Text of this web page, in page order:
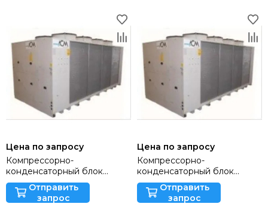
Цена по запросу
Компрессорно-
конденсаторный блок
SMAEY 121Отправить
запрос
Цена по запросу
Компрессорно-
конденсаторный блок
SMAEY 131Отправить
запрос